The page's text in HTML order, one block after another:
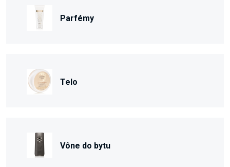
Parfémy
Telo
Vône do bytu